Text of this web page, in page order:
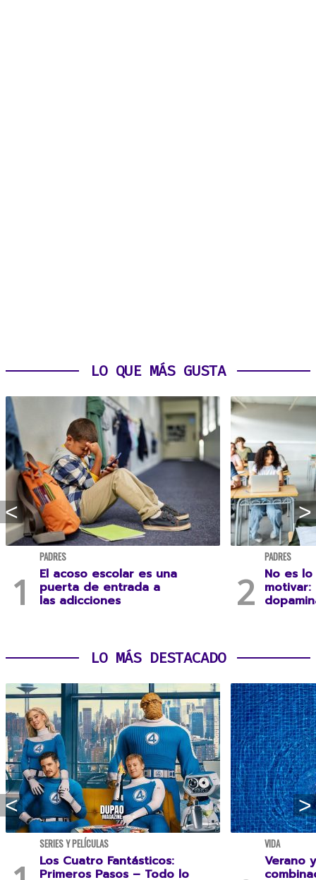
LO QUE MÁS GUSTA
PADRES
El acoso escolar es una
puerta de entrada a
las adicciones
PADRES
No es
motivar:
LO MÁS DESTACADO
SERIES Y PELÍCULAS
Los Cuatro Fantásticos:
Primeros Pasos – Todo lo
VIDA
Verano